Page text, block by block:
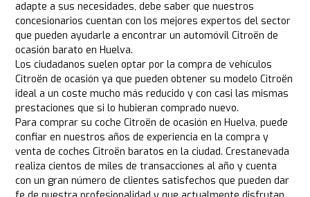
adapte a sus necesidades, debe saber que nuestros
concesionarios cuentan con los mejores expertos del sector
que pueden ayudarle a encontrar un automóvil Citroën de
ocasión barato en Huelva.
Los ciudadanos suelen optar por la compra de vehículos
Citroën de ocasión ya que pueden obtener su modelo Citroën
ideal a un coste mucho más reducido y con casi las mismas
prestaciones que si lo hubieran comprado nuevo.
Para comprar su coche Citroën de ocasión en Huelva, puede
confiar en nuestros años de experiencia en la compra y
venta de coches Citroën baratos en la ciudad. Crestanevada
realiza cientos de miles de transacciones al año y cuenta
con un gran número de clientes satisfechos que pueden dar